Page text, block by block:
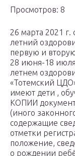
Просмотров: 8
26 марта 2021
летний
первую и
28 июня-18
летнем
«Тотемский
имеют дети ,
КОПИИ
(иного
содержащие
отметки
положение,
о рождении